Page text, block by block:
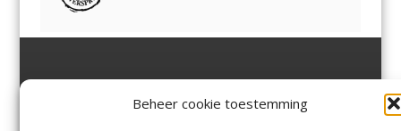
Beheer cookie toestemming
Margadantstraat 34
Velserbroek,Velsen-Zuid,